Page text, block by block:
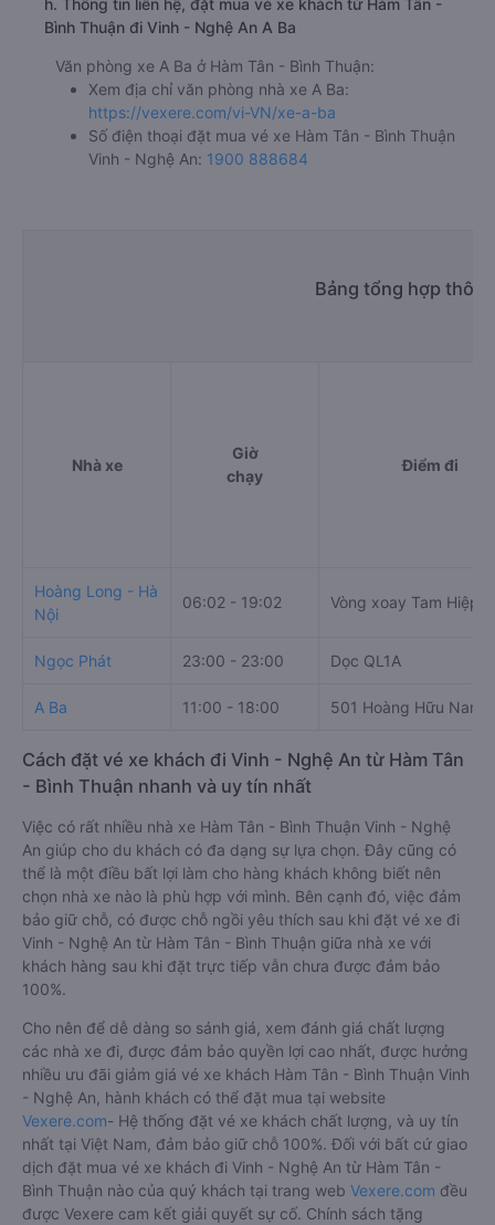
h. Thông tin liên hệ, đặt mua vé xe khách từ Hàm Tân -
Bình Thuận đi Vinh - Nghệ An A Ba
Văn phòng xe A Ba ở Hàm Tân - Bình Thuận:
Xem địa chỉ văn phòng nhà xe A Ba:
https://vexere.com/vi-VN/xe-a-ba
Số điện thoại đặt mua vé xe Hàm Tân - Bình Thuận
Vinh - Nghệ An: 1900 888684
Bảng tổng hợp
Nhà xe
Giờ
chạy
Điểm đi
Hoàng Long - Hà
Nội
06:02 - 19:02 Vòng xoay Tam Hiệp
Ngọc Phát 23:00 - 23:00 Dọc QL1A
A Ba 11:00 - 18:00 501 Hoàng Hữu Nam
Cách đặt vé xe khách đi Vinh - Nghệ An từ Hàm Tân
- Bình Thuận nhanh và uy tín nhất
Việc có rất nhiều nhà xe Hàm Tân - Bình Thuận Vinh - Nghệ
An giúp cho du khách có đa dạng sự lựa chọn. Đây cũng có
thể là một điều bất lợi làm cho hàng khách không biết nên
chọn nhà xe nào là phù hợp với mình. Bên cạnh đó, việc đảm
bảo giữ chỗ, có được chỗ ngồi yêu thích sau khi đặt vé xe đi
Vinh - Nghệ An từ Hàm Tân - Bình Thuận giữa nhà xe với
khách hàng sau khi đặt trực tiếp vẫn chưa được đảm bảo
100%.
Cho nên để dễ dàng so sánh giá, xem đánh giá chất lượng
các nhà xe đi, được đảm bảo quyền lợi cao nhất, được hưởng
nhiều ưu đãi giảm giá vé xe khách Hàm Tân - Bình Thuận Vinh
- Nghệ An, hành khách có thể đặt mua tại website
Vexere.com- Hệ thống đặt vé xe khách chất lượng, và uy tín
nhất tại Việt Nam, đảm bảo giữ chỗ 100%. Đối với bất cứ giao
dịch đặt mua vé xe khách đi Vinh - Nghệ An từ Hàm Tân -
Bình Thuận nào của quý khách tại trang web Vexere.com đều
được Vexere cam kết giải quyết sự cố. Chính sách tặng